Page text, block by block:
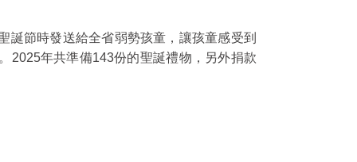
誕節時發送給全省弱勢孩童，讓孩童感受到
2025年共準備143份的聖誕禮物，另外捐款